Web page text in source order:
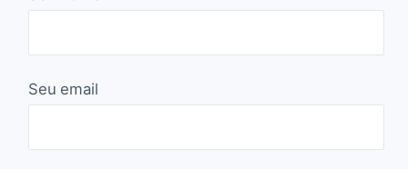
Seu email